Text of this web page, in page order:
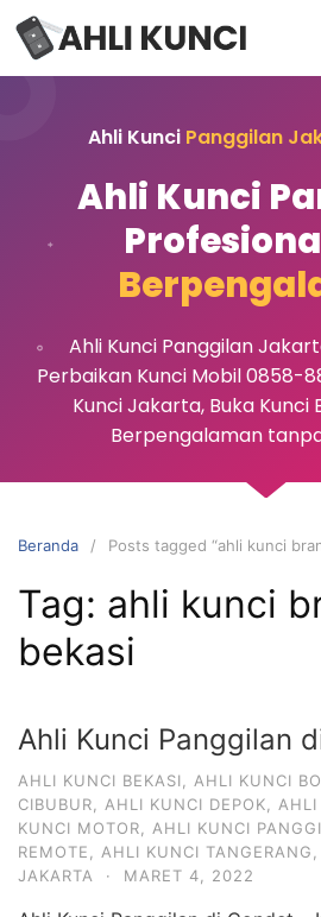
Ahli Kunci Panggilan
Ahli Kunci
Ahli Kunci Panggilan
Perbaikan Kunci Mobil 0858-
Kunci Jakarta, Buka Kunci
Berpengalaman
Beranda Posts tagged “ahli kunci
Tag: ahli kunci
bekasi
Ahli Kunci Panggilan
AHLI KUNCI BEKASI AHLI KUNCI
CIBUBUR
AHLI KUNCI DEPOK AHLI
KUNCI MOTOR
AHLI KUNCI
REMOTE
AHLI KUNCI TANGERANG
JAKARTA
· MARET 4, 2022